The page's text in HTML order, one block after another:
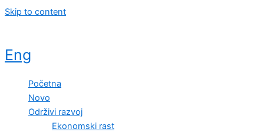
Skip to content
Eng
Početna
Novo
Održivi razvoj
Ekonomski rast